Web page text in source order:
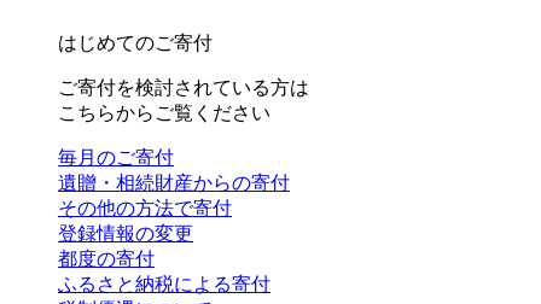
はじめてのご寄付
ご寄付を検討されている方は
こちらからご覧ください
毎月のご寄付
遺贈・相続財産からの寄付
その他の方法で寄付
登録情報の変更
都度の寄付
ふるさと納税による寄付